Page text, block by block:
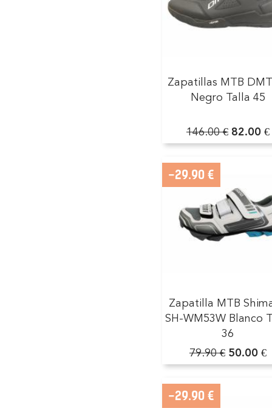
Zapatillas MTB
Negro Talla 45
146.00 €82.00 €
Zapatilla MTB
SH-WM53W Blanco
36
79.90 €50.00 €
-29.90 €
-29.90 €